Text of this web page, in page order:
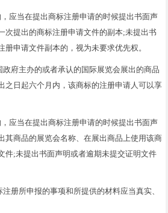
应当在提出商标注册申请的时候提出书面声
次提出的商标注册申请文件的副本;未提出书
册申请文件副本的，视为未要求优先权。
府主办的或者承认的国际展览会展出的商品
之日起六个月内，该商标的注册申请人可以享
应当在提出商标注册申请的时候提出书面声
其商品的展览会名称、在展出商品上使用该商
件;未提出书面声明或者逾期未提交证明文件
册所申报的事项和所提供的材料应当真实、